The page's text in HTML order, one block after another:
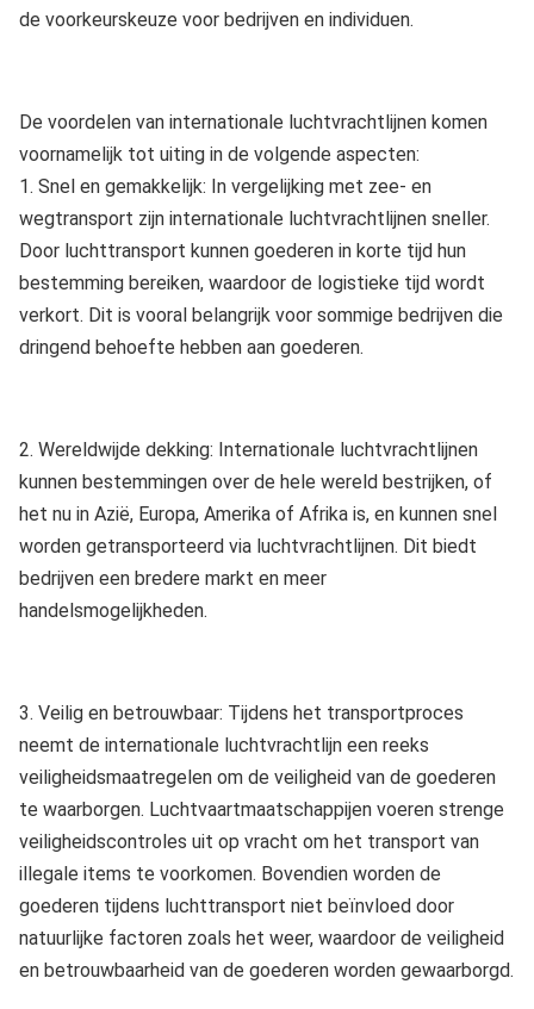
de voorkeurskeuze voor bedrijven en individuen.
De voordelen van internationale luchtvrachtlijnen komen
voornamelijk tot uiting in de volgende aspecten:
1. Snel en gemakkelijk: In vergelijking met zee- en
wegtransport zijn internationale luchtvrachtlijnen sneller.
Door luchttransport kunnen goederen in korte tijd hun
bestemming bereiken, waardoor de logistieke tijd wordt
verkort. Dit is vooral belangrijk voor sommige bedrijven die
dringend behoefte hebben aan goederen.
2. Wereldwijde dekking: Internationale luchtvrachtlijnen
kunnen bestemmingen over de hele wereld bestrijken, of
het nu in Azië, Europa, Amerika of Afrika is, en kunnen snel
worden getransporteerd via luchtvrachtlijnen. Dit biedt
bedrijven een bredere markt en meer
handelsmogelijkheden.
3. Veilig en betrouwbaar: Tijdens het transportproces
neemt de internationale luchtvrachtlijn een reeks
veiligheidsmaatregelen om de veiligheid van de goederen
te waarborgen. Luchtvaartmaatschappijen voeren strenge
veiligheidscontroles uit op vracht om het transport van
illegale items te voorkomen. Bovendien worden de
goederen tijdens luchttransport niet beïnvloed door
natuurlijke factoren zoals het weer, waardoor de veiligheid
en betrouwbaarheid van de goederen worden gewaarborgd.